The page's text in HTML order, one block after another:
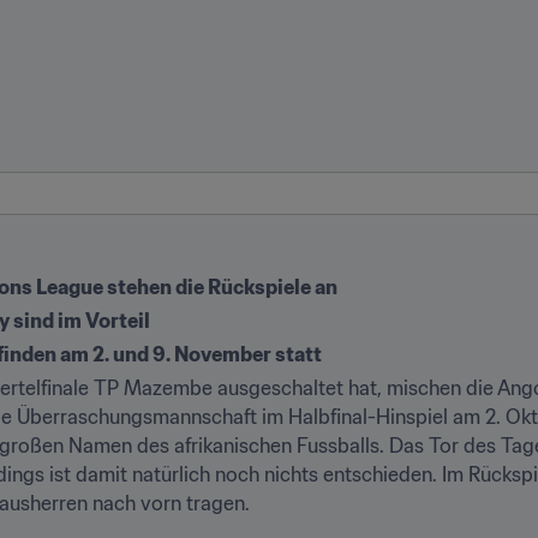
League stehen die Rückspiele an
sind im Vorteil
am 2. und 9. November statt
TP Mazembe ausgeschaltet hat, mischen die
Namen des afrikanischen Fussballs. Das Tor des
ist damit natürlich noch nichts entschieden. Im
nach vorn tragen.